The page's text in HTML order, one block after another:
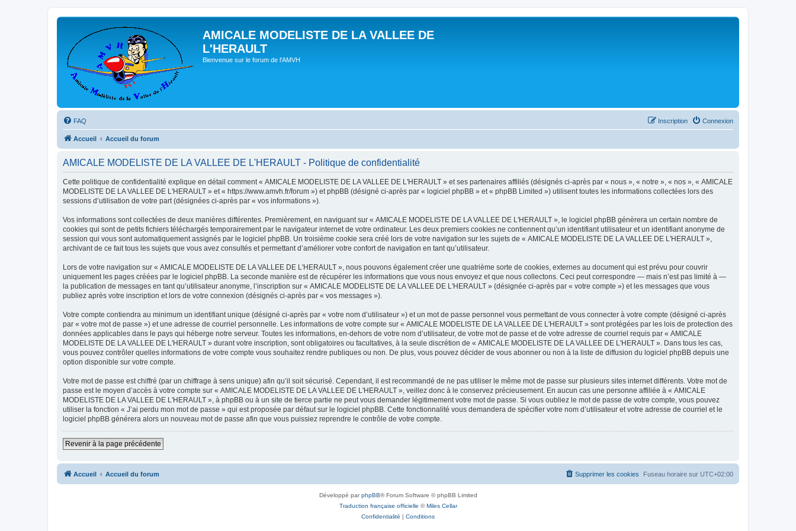
AMICALE MODELISTE DE LA VALLEE DE
L'HERAULT
Bienvenue sur le forum de l'AMVH
FAQ Connexion
Inscription
Accueil Accueil du forum
AMICALE MODELISTE DE LA VALLEE DE L'HERAULT - Politique de confidentialité
Cette politique de confidentialité explique en détail comment « AMICALE MODELISTE DE LA VALLEE DE L'HERAULT » et ses partenaires affiliés (désignés ci-après par « nous », « notre », « nos », « AMICALE
MODELISTE DE LA VALLEE DE L'HERAULT » et « https://www.amvh.fr/forum ») et phpBB (désigné ci-après par « logiciel phpBB » et « phpBB Limited ») utilisent toutes les informations collectées lors des
sessions d’utilisation de votre part (désignées ci-après par « vos informations »).
Vos informations sont collectées de deux manières différentes. Premièrement, en naviguant sur « AMICALE MODELISTE DE LA VALLEE DE L'HERAULT », le logiciel phpBB génèrera un certain nombre de
cookies qui sont de petits fichiers téléchargés temporairement par le navigateur internet de votre ordinateur. Les deux premiers cookies ne contiennent qu’un identifiant utilisateur et un identifiant anonyme de
session qui vous sont automatiquement assignés par le logiciel phpBB. Un troisième cookie sera créé lors de votre navigation sur les sujets de « AMICALE MODELISTE DE LA VALLEE DE L'HERAULT »,
archivant de ce fait tous les sujets que vous avez consultés et permettant d’améliorer votre confort de navigation en tant qu’utilisateur.
Lors de votre navigation sur « AMICALE MODELISTE DE LA VALLEE DE L'HERAULT », nous pouvons également créer une quatrième sorte de cookies, externes au document qui est prévu pour couvrir
uniquement les pages créées par le logiciel phpBB. La seconde manière est de récupérer les informations que vous nous envoyez et que nous collectons. Ceci peut correspondre — mais n’est pas limité à —
la publication de messages en tant qu’utilisateur anonyme, l’inscription sur « AMICALE MODELISTE DE LA VALLEE DE L'HERAULT » (désignée ci-après par « votre compte ») et les messages que vous
publiez après votre inscription et lors de votre connexion (désignés ci-après par « vos messages »).
Votre compte contiendra au minimum un identifiant unique (désigné ci-après par « votre nom d’utilisateur ») et un mot de passe personnel vous permettant de vous connecter à votre compte (désigné ci-après
par « votre mot de passe ») et une adresse de courriel personnelle. Les informations de votre compte sur « AMICALE MODELISTE DE LA VALLEE DE L'HERAULT » sont protégées par les lois de protection des
données applicables dans le pays qui héberge notre serveur. Toutes les informations, en-dehors de votre nom d’utilisateur, de votre mot de passe et de votre adresse de courriel requis par « AMICALE
MODELISTE DE LA VALLEE DE L'HERAULT » durant votre inscription, sont obligatoires ou facultatives, à la seule discrétion de « AMICALE MODELISTE DE LA VALLEE DE L'HERAULT ». Dans tous les cas,
vous pouvez contrôler quelles informations de votre compte vous souhaitez rendre publiques ou non. De plus, vous pouvez décider de vous abonner ou non à la liste de diffusion du logiciel phpBB depuis une
option disponible sur votre compte.
Votre mot de passe est chiffré (par un chiffrage à sens unique) afin qu’il soit sécurisé. Cependant, il est recommandé de ne pas utiliser le même mot de passe sur plusieurs sites internet différents. Votre mot de
passe est le moyen d’accès à votre compte sur « AMICALE MODELISTE DE LA VALLEE DE L'HERAULT », veillez donc à le conservez précieusement. En aucun cas une personne affiliée à « AMICALE
MODELISTE DE LA VALLEE DE L'HERAULT », à phpBB ou à un site de tierce partie ne peut vous demander légitimement votre mot de passe. Si vous oubliez le mot de passe de votre compte, vous pouvez
utiliser la fonction « J’ai perdu mon mot de passe » qui est proposée par défaut sur le logiciel phpBB. Cette fonctionnalité vous demandera de spécifier votre nom d’utilisateur et votre adresse de courriel et le
logiciel phpBB générera alors un nouveau mot de passe afin que vous puissiez reprendre le contrôle de votre compte.
Revenir à la page précédente
Accueil Accueil du forum Fuseau horaire sur UTC+02:00
Supprimer les cookies
Développé parphpBB® Forum Software © phpBB Limited
Traduction française officielle ©Miles Cellar
Confidentialité | Conditions